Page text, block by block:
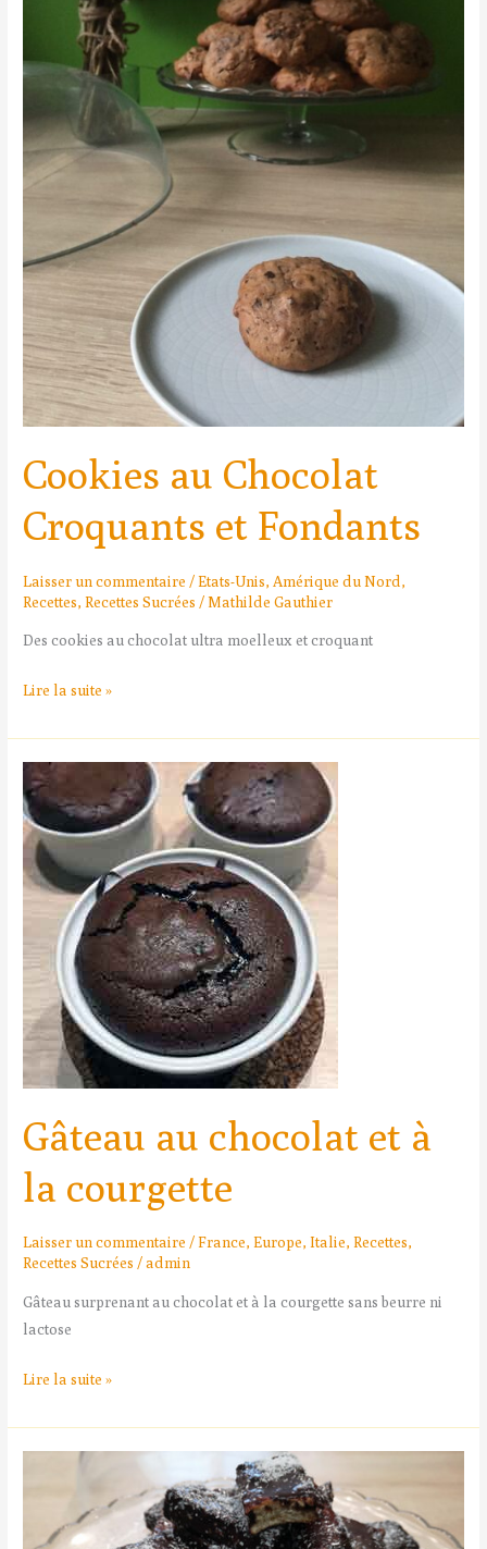
Cookies au Chocolat
Croquants et Fondants
Laisser un commentaire /Etats-Unis, Amérique du Nord,
Recettes,Recettes Sucrées /Mathilde Gauthier
Des cookies au chocolat ultra moelleux et croquant
Lire la suite »
Gâteau au chocolat et à
la courgette
Laisser un commentaire /France,Europe,Italie,Recettes,
Recettes Sucrées /admin
Gâteau surprenant au chocolat et à la courgette sans beurre ni
lactose
Gâteau
au
chocolat
à
courgette
Lire la suite »
Lamingtons